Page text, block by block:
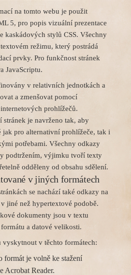
na tomto webu je použit
5, pro popis vizuální prezentace
kaskádových stylů CSS. Všechny
režimu, který postrádá
prvky. Pro funkčnost stránek
JavaScriptu.
v relativních jednotkách a
a zmenšovat pomocí
prohlížečů.
stránek je navrženo tak, aby
jak pro alternativní prohlížeče, tak i
potřebami. Všechny odkazy
podtržením, výjimku tvoří texty
odděleny od obsahu sdělení.
v jiných formátech
se nachází také odkazy na
jiné než hypertextové podobě.
dokumenty jsou v textu
a datové velikosti.
vyskytnout v těchto formátech:
formát je volně ke stažení
Acrobat Reader.